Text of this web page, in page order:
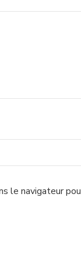
le navigateur